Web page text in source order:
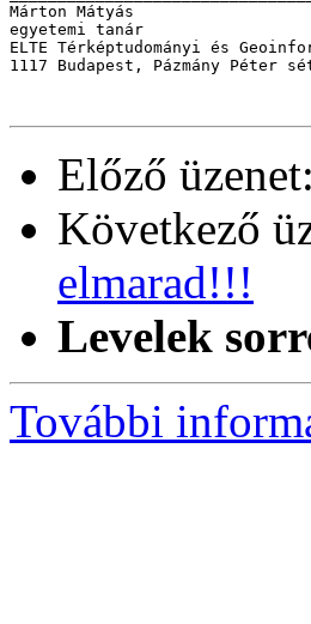
Márton Mátyás
egyetemi tanár
ELTE Térképtudományi és
1117 Budapest, Pázmány Péter
Előző üzenet:
Következő
elmarad!!!
Levelek
További